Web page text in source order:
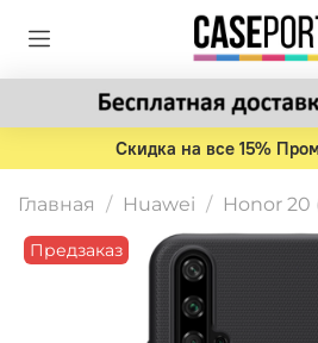
Скидка на все 15%
Главная Huawei Honor 20
Предзаказ